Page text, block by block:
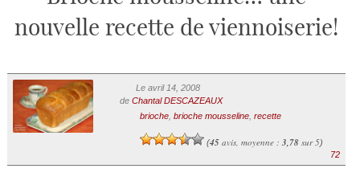
nouvelle recette de viennoiserie!
Le avril 14, 2008
de Chantal DESCAZEAUX
brioche, brioche mousseline, recette
(45avis, moyenne : 3,78 sur 5)
72